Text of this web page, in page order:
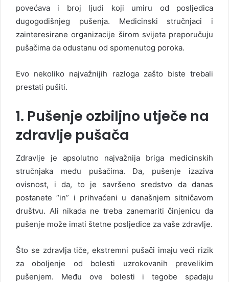
povećava i broj ljudi koji umiru od posljedica
dugogodišnjeg pušenja. Medicinski stručnjaci i
zainteresirane organizacije širom svijeta preporučuju
pušačima da odustanu od spomenutog poroka.
Evo nekoliko najvažnijih razloga zašto biste trebali
prestati pušiti.
1. Pušenje ozbiljno utječe na
zdravlje pušača
Zdravlje je apsolutno najvažnija briga medicinskih
stručnjaka među pušačima. Da, pušenje izaziva
ovisnost, i da, to je savršeno sredstvo da danas
postanete “in” i prihvaćeni u današnjem sitničavom
društvu. Ali nikada ne treba zanemariti činjenicu da
pušenje može imati štetne posljedice za vaše zdravlje.
Što se zdravlja tiče, ekstremni pušači imaju veći rizik
za oboljenje od bolesti uzrokovanih prevelikim
pušenjem. Među ove bolesti i tegobe spadaju